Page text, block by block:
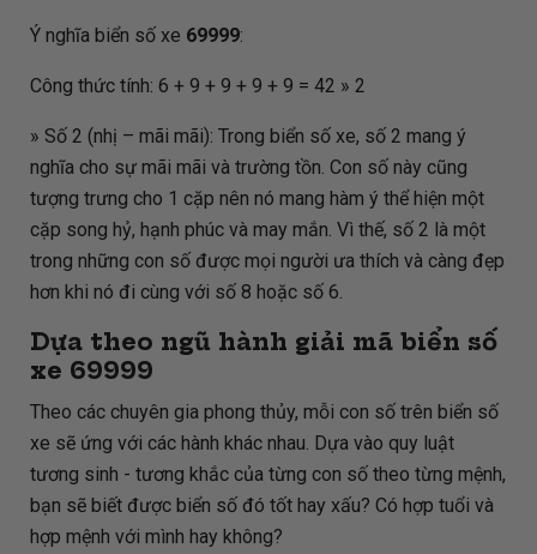
Ý nghĩa biển số xe 69999:
Công thức tính: 6 + 9 + 9 + 9 + 9 = 42 » 2
» Số 2 (nhị – mãi mãi): Trong biển số xe, số 2 mang ý
nghĩa cho sự mãi mãi và trường tồn. Con số này cũng
tượng trưng cho 1 cặp nên nó mang hàm ý thể hiện một
cặp song hỷ, hạnh phúc và may mắn. Vì thế, số 2 là một
trong những con số được mọi người ưa thích và càng đẹp
hơn khi nó đi cùng với số 8 hoặc số 6.
Dựa theo ngũ hành giải mã biển số
xe 69999
Theo các chuyên gia phong thủy, mỗi con số trên biển số
xe sẽ ứng với các hành khác nhau. Dựa vào quy luật
tương sinh - tương khắc của từng con số theo từng mệnh,
bạn sẽ biết được biển số đó tốt hay xấu? Có hợp tuổi và
hợp mệnh với mình hay không?